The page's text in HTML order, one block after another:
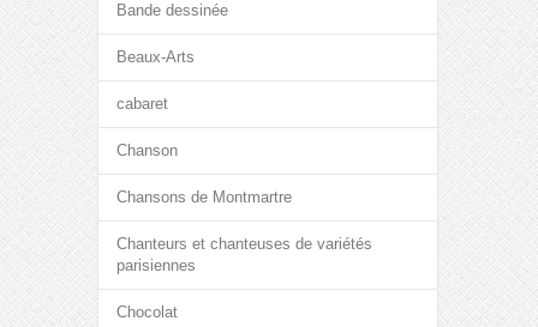
Bande dessinée
Beaux-Arts
cabaret
Chanson
Chansons de Montmartre
Chanteurs et chanteuses de variétés
parisiennes
Chocolat